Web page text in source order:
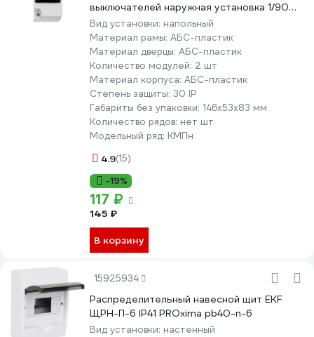
выключателей наружная установка 1/90
1006443
Вид установки: напольный
Материал рамы: АБС-пластик
Материал дверцы: АБС-пластик
Количество модулей: 2 шт
Материал корпуса: АБС-пластик
Степень защиты: 30 IP
Габариты без упаковки: 146x53x83 мм
Количество рядов: нет шт
Модельный ряд: КМПн
4.9(15)
-19%
117 ₽
145 ₽
В корзину
15925934
Распределительный навесной щит EKF
ЩРН-П-6 IP41 PROxima pb40-n-6
Вид установки: настенный